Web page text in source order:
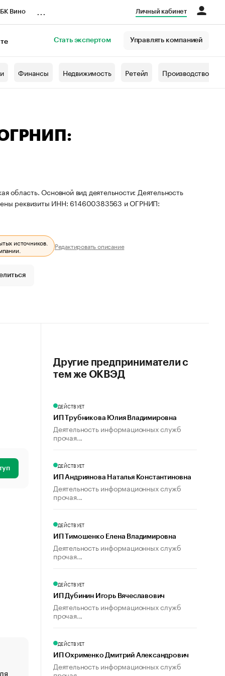
Вино Личный кабинет
Стать экспертом Управлять компанией
Финансы Недвижимость Ретейл Производство
ОГРНИП:
область. Основной вид деятельности: Деятельность
реквизиты ИНН: 614600383563 и ОГРНИП:
источников. Редактировать описание
«От спорта тело стареет иначе». Как живет глава
Другие предприниматели с
тем же ОКВЭД
ДЕЙСТВУЕТ
ИП Трубникова Юлия Владимировна
Деятельность информационных служб
прочая...
ДЕЙСТВУЕТ
ИП Андриянова Наталья Константиновна
Деятельность информационных служб
прочая...
ДЕЙСТВУЕТ
ИП Тимошенко Елена Владимировна
Деятельность информационных служб
прочая...
ДЕЙСТВУЕТ
ИП Дубинин Игорь Вячеславович
Деятельность информационных служб
прочая...
ДЕЙСТВУЕТ
ИП Охрименко Дмитрий Александрович
Деятельность информационных служб